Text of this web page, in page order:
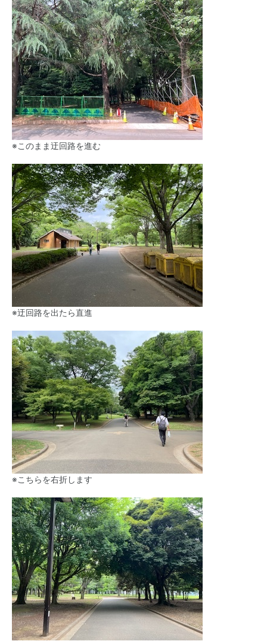
※このまま迂回路を進む
※迂回路を出たら直進
※こちらを右折します